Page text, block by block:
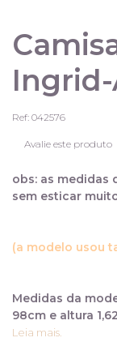
Ref: 042576
Avalie este produto
obs: as medidas
sem esticar
(a modelo usou
Medidas da
98cm e altura
Leia mais.